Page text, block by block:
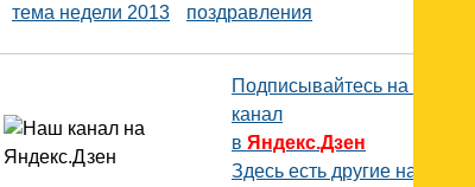
тема недели 2013
поздравления
Подписывайтесь на наш
канал
в Яндекс.Дзен
Здесь есть другие наши